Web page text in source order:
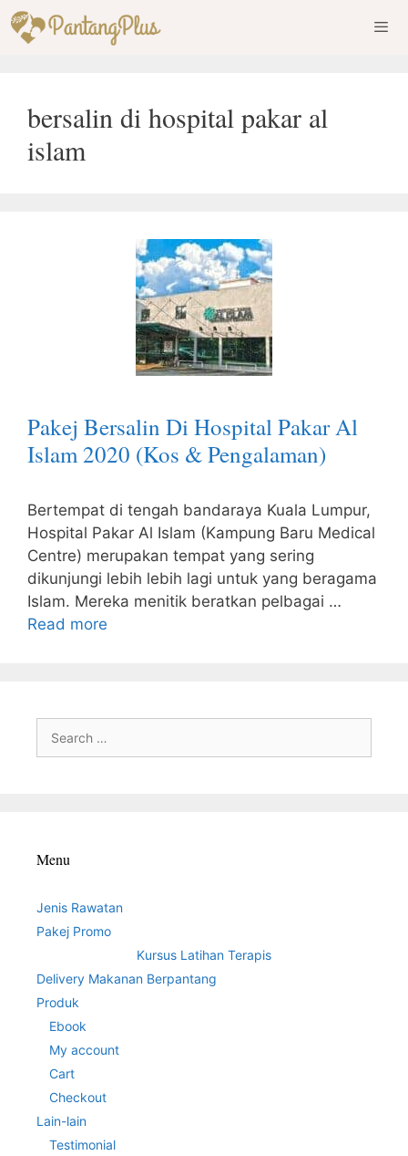
Skip
to
bersalin di hospital pakar al
islam
Pakej Bersalin Di Hospital Pakar Al
Islam 2020 (Kos & Pengalaman)
Bertempat di tengah bandaraya Kuala Lumpur,
Hospital Pakar Al Islam (Kampung Baru Medical
Centre) merupakan tempat yang sering
dikunjungi lebih lebih lagi untuk yang beragama
Islam. Mereka menitik beratkan pelbagai …
Read more
for:
Menu
Jenis Rawatan
Pakej Promo
Kursus Latihan Terapis
Delivery Makanan Berpantang
Produk
Ebook
My account
Cart
Checkout
Lain-lain
Testimonial